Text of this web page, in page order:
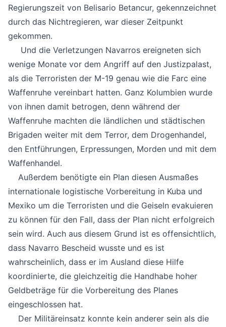
Regierungszeit von Belisario Betancur, gekennzeichnet
durch das Nichtregieren, war dieser Zeitpunkt
gekommen.
Und die Verletzungen Navarros ereigneten sich
wenige Monate vor dem Angriff auf den Justizpalast,
als die Terroristen der M-19 genau wie die Farc eine
Waffenruhe vereinbart hatten. Ganz Kolumbien wurde
von ihnen damit betrogen, denn während der
Waffenruhe machten die ländlichen und städtischen
Brigaden weiter mit dem Terror, dem Drogenhandel,
den Entführungen, Erpressungen, Morden und mit dem
Waffenhandel.
Außerdem benötigte ein Plan diesen Ausmaßes
internationale logistische Vorbereitung in Kuba und
Mexiko um die Terroristen und die Geiseln evakuieren
zu können für den Fall, dass der Plan nicht erfolgreich
sein wird. Auch aus diesem Grund ist es offensichtlich,
dass Navarro Bescheid wusste und es ist
wahrscheinlich, dass er im Ausland diese Hilfe
koordinierte, die gleichzeitig die Handhabe hoher
Geldbeträge für die Vorbereitung des Planes
eingeschlossen hat.
Der Militäreinsatz konnte kein anderer sein als die